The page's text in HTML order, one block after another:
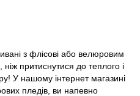
з флісові або велюровим
притиснутися до теплого і
У нашому інтернет магазині
пледів, ви напевно